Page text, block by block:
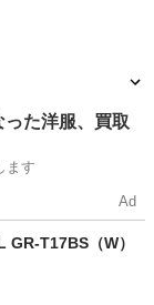
った洋服、買取
ます
Ad
GR-T17BS（W）